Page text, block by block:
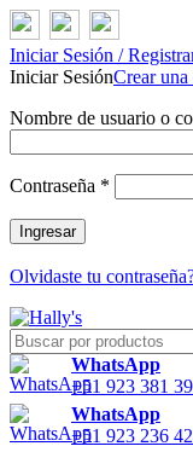
Iniciar Sesión /
Iniciar SesiónCrear una
Nombre de usuario o
Contraseña *
Ingresar
Olvidaste tu
WhatsApp
+51 923 381
WhatsApp
+51 923 236